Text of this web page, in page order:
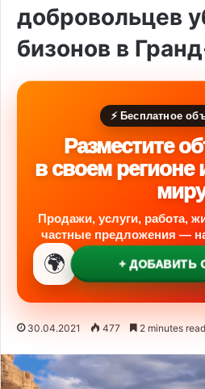
добровольцев
бизонов в
⚡ Бесплатное
Разместите
в своем регионе
миру
Продажи, услуги, работа,
частные предложения —
🌍 + ДОБАВИТЬ
30.04.2021 477 2 minutes read